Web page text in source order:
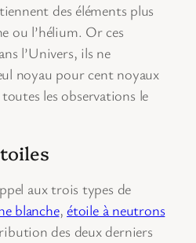
des éléments plus
ou l’hélium. Or ces
l’Univers, ils ne
noyau pour cent noyaux
les observations le
aux trois types de
blanche, étoile à neutrons
des deux derniers